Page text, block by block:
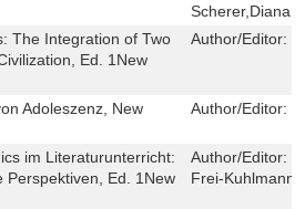
Scherer,Diana
The Integration of Two
Ed. 1New
Author/Editor:
Adoleszenz, New
Author/Editor:
im Literaturunterricht:
Perspektiven, Ed. 1New
Author/Editor:
Frei-Kuhlmann